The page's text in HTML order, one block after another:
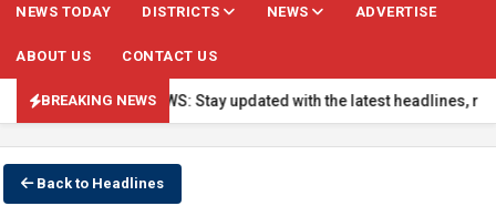
NEWS TODAY DISTRICTS NEWS ADVERTISE
ABOUT US CONTACT US
BREAKING NEWS
🔴 BREAKING NEWS: Stay updated with the latest headlines,
Back to Headlines